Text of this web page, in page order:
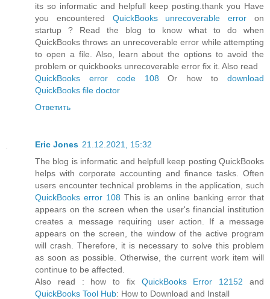
its so informatic and helpfull keep posting.thank you Have
you encountered QuickBooks unrecoverable error on
startup ? Read the blog to know what to do when
QuickBooks throws an unrecoverable error while attempting
to open a file. Also, learn about the options to avoid the
problem or quickbooks unrecoverable error fix it. Also read
QuickBooks error code 108 Or how todownload
QuickBooks file doctor
Ответить
Eric Jones 21.12.2021, 15:32
The blog is informatic and helpfull keep posting QuickBooks
helps with corporate accounting and finance tasks. Often
users encounter technical problems in the application, such
QuickBooks error 108 This is an online banking error that
appears on the screen when the user's financial institution
creates a message requiring user action. If a message
appears on the screen, the window of the active program
will crash. Therefore, it is necessary to solve this problem
as soon as possible. Otherwise, the current work item will
continue to be affected.
Also read : how to fix QuickBooks Error 12152 and
QuickBooks Tool Hub: How to Download and Install